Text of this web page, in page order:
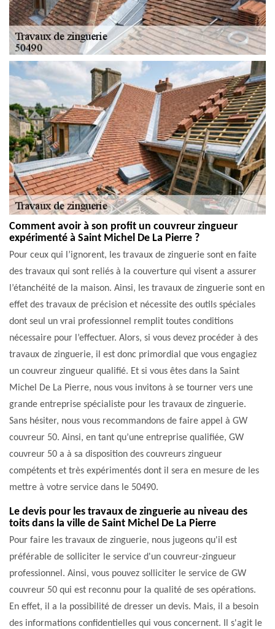
Comment avoir à son profit un couvreur zingueur
expérimenté à Saint Michel De La Pierre ?
Pour ceux qui l’ignorent, les travaux de zinguerie sont en faite
des travaux qui sont reliés à la couverture qui visent a assurer
l’étanchéité de la maison. Ainsi, les travaux de zinguerie sont en
effet des travaux de précision et nécessite des outils spéciales
dont seul un vrai professionnel remplit toutes conditions
nécessaire pour l’effectuer. Alors, si vous devez procéder à des
travaux de zinguerie, il est donc primordial que vous engagiez
un couvreur zingueur qualifié. Et si vous êtes dans la Saint
Michel De La Pierre, nous vous invitons à se tourner vers une
grande entreprise spécialiste pour les travaux de zinguerie.
Sans hésiter, nous vous recommandons de faire appel à GW
couvreur 50. Ainsi, en tant qu’une entreprise qualifiée, GW
couvreur 50 a à sa disposition des couvreurs zingueur
compétents et très expérimentés dont il sera en mesure de les
mettre à votre service dans le 50490.
Le devis pour les travaux de zinguerie au niveau des
toits dans la ville de Saint Michel De La Pierre
Pour faire les travaux de zinguerie, nous jugeons qu'il est
préférable de solliciter le service d'un couvreur-zingueur
professionnel. Ainsi, vous pouvez solliciter le service de GW
couvreur 50 qui est reconnu pour la qualité de ses opérations.
En effet, il a la possibilité de dresser un devis. Mais, il a besoin
des informations confidentielles qui vous concernent. Il s'agit le